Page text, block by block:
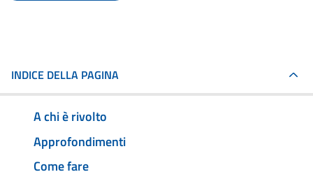
INDICE DELLA PAGINA
A chi è rivolto
Approfondimenti
Come fare